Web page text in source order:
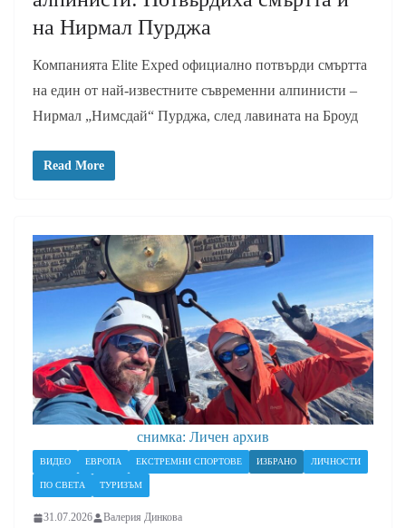
на Нирмал Пурджа
Компанията Elite Exped официално потвърди смъртта
на един от най-известните съвременни алпинисти –
Нирмал „Нимсдай“ Пурджа, след лавината на Броуд
Read More
снимка: Личен архив
ВИДЕО ЕВРОПА ЕКСТРЕМНИ СПОРТОВЕ ИЗБРАНО ЛИЧНОСТИ
ПО СВЕТА ТУРИЗЪМ
31.07.2026 Валерия Динкова